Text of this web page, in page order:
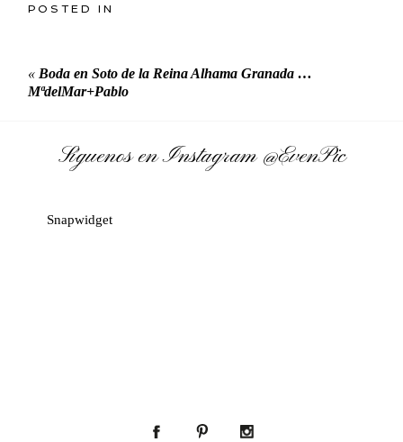
POSTED IN
« Boda en Soto de la Reina Alhama Granada …
MªdelMar+Pablo
Síguenos en Instagram@EvenPic
Snapwidget